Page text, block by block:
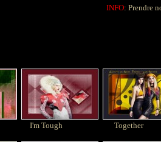
INFO: Prendre
I'm Tough Together